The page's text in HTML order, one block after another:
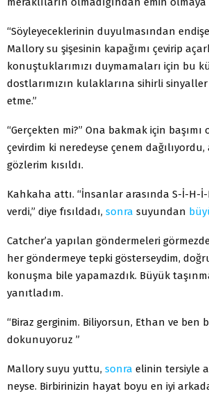
“Söyleyeceklerinin duyulmasından
Mallory su şişesinin kapağımı çevirip
konuştuklarımızı duymamaları için bu
dostlarımızın kulaklarına sihirli
etme.”
“Gerçekten mi?” Ona bakmak için başımı
çevirdim ki neredeyse çenem
gözlerim kısıldı.
Kahkaha attı. “İnsanlar arasında S-İ-H-
verdi,” diye fısıldadı, sonra suyundan
Catcher’a yapılan göndermeleri
her göndermeye tepki gösterseydim,
konuşma bile yapamazdık. Büyük
yanıtladım.
“Biraz gerginim. Biliyorsun, Ethan ve ben
dokunuyoruz ”
Mallory suyu yuttu, sonra elinin tersiyle
neyse. Birbirinizin hayat boyu en iyi